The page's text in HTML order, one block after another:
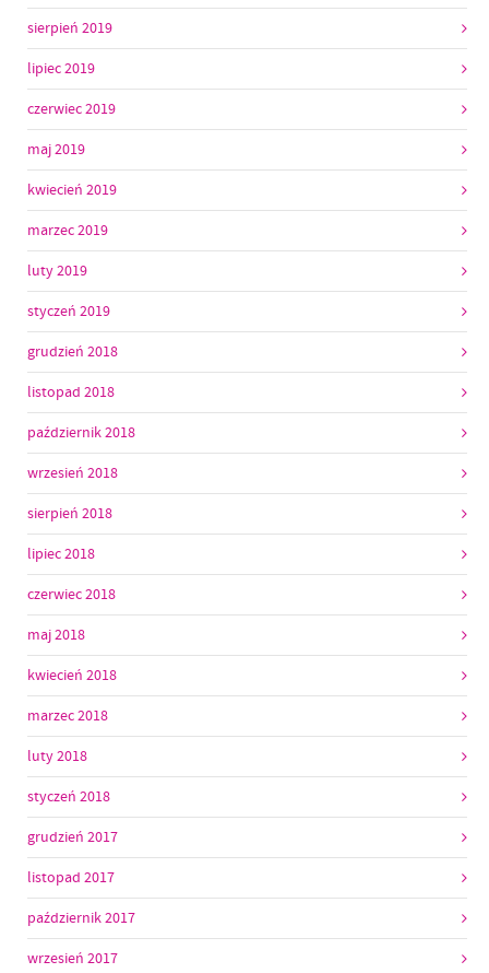
sierpień 2019
lipiec 2019
czerwiec 2019
maj 2019
kwiecień 2019
marzec 2019
luty 2019
styczeń 2019
grudzień 2018
listopad 2018
październik 2018
wrzesień 2018
sierpień 2018
lipiec 2018
czerwiec 2018
maj 2018
kwiecień 2018
marzec 2018
luty 2018
styczeń 2018
grudzień 2017
listopad 2017
październik 2017
wrzesień 2017